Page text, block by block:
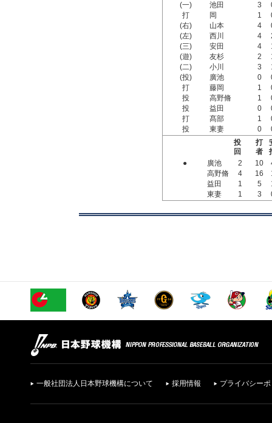
(一)
池田 3
打
岡 1
(右)
山本 4
(左)
西川 4
(三)
安田 4
(遊)
友杉 2
(二)
小川 3
(投)
廣池 0
打
藤岡 1
投
高野脩 1
投
益田 0
打
髙部 1
投
東妻 0
投
回
打
者
●
廣池 2 10
高野脩
4 16
益田
1 5
東妻
1 3
一般社団法人日本野球機構について 採用情報 プライバシー